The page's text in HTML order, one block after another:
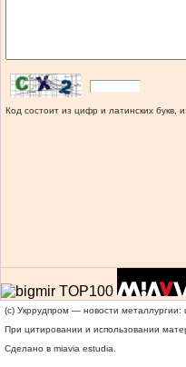
Код состоит из цифр и латинских букв,
(c) Укррудпром — новости металлургии:
При цитировании и использовании
Сделано в miavia estudia.